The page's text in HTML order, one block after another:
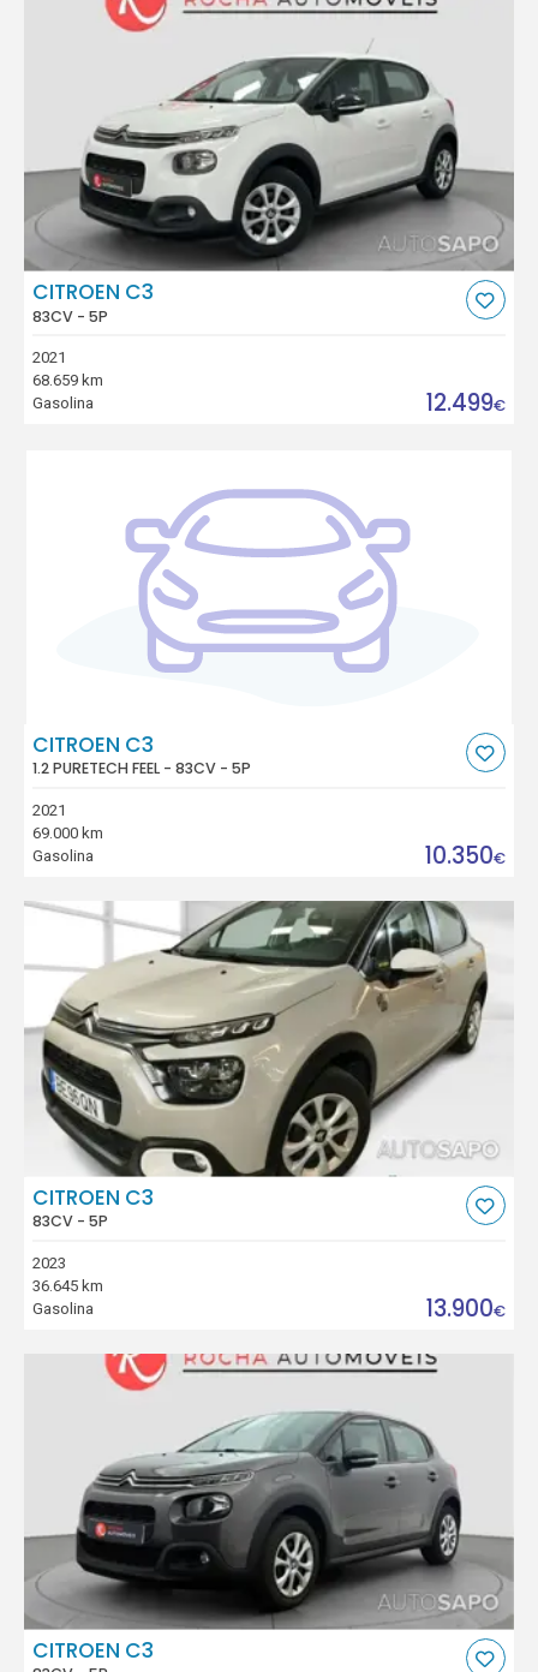
CITROEN C3
83CV - 5P
2021
68.659 km
Gasolina
12.499€
CITROEN C3
1.2 PURETECH FEEL - 83CV - 5P
2021
69.000 km
Gasolina
10.350€
CITROEN C3
83CV - 5P
2023
36.645 km
Gasolina
13.900€
CITROEN C3